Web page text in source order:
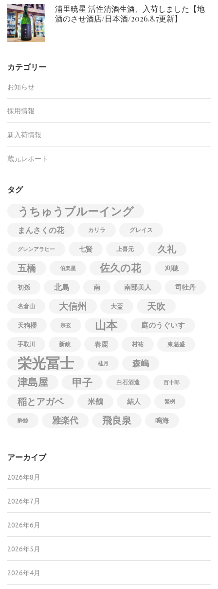
浦里暁星 活性清酒生酒、入荷しました【地
酒のさせ酒店/日本酒/2026.8.7更新】
カテゴリー
お知らせ
採用情報
新入荷情報
蔵元レポート
タグ
うちゅうブルーイング
まんさくの花 カリラ グレイス
グレンアラヒー 七賢 上喜元
久礼
五橋
伯楽星 佐久の花 刈穂
初孫 北島 南 南部美人 司牡丹
名倉山 大信州 大盃 天吹
天狗櫻 宗玄 山本 庭のうぐいす
手取川 新政 春鹿 村祐 東魁盛
栄光冨士 桂月 森嶋
津島屋 甲子 白石酒造 百十郎
稲とアガベ 米鶴 結人 繁桝
酔鯨 雅楽代 飛良泉 鳴海
アーカイブ
2026年8月
2026年7月
2026年6月
2026年5月
2026年4月